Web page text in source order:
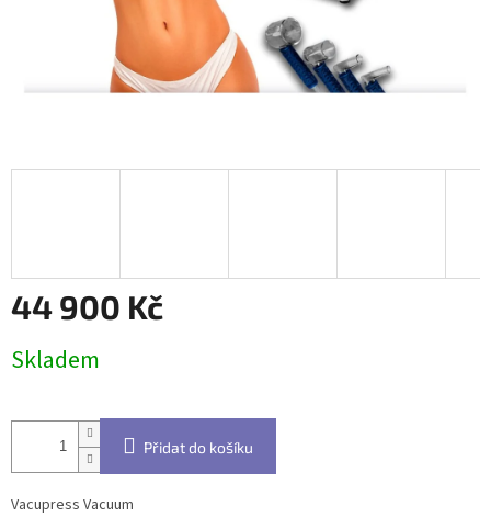
44 900 Kč
cena:
Skladem
Přidat do košíku
Vacupress Vacuum